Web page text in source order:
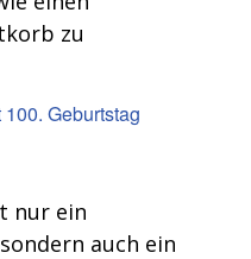
zu
nur ein
auch ein